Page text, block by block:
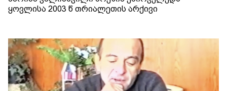
ყოვლისა 2003 წ თრიალეთის არქივი